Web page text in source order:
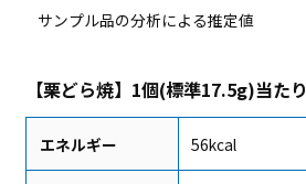
サンプル品の分析による推定値
【栗どら焼】1個(標準17.5g)当たり
エネルギー 56kcal